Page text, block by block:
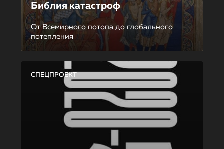
Библия катастроф
От Всемирного потопа до глобального
потепления
СПЕЦПРОЕКТ